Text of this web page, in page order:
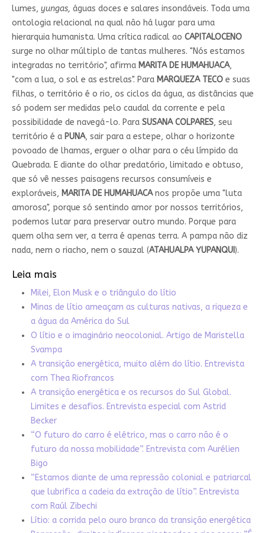
lumes, yungas, águas doces e salares insondáveis. Toda uma
ontologia relacional na qual não há lugar para uma
hierarquia humanista. Uma crítica radical ao CAPITALOCENO
surge no olhar múltiplo de tantas mulheres. "Nós estamos
integradas no território", afirma MARITA DE HUMAHUACA,
"com a lua, o sol e as estrelas". Para MARQUEZA TECOe suas
filhas, o território é o rio, os ciclos da água, as distâncias que
só podem ser medidas pelo caudal da corrente e pela
possibilidade de navegá-lo. Para SUSANA COLPARES, seu
território é a PUNA, sair para a estepe, olhar o horizonte
povoado de lhamas, erguer o olhar para o céu límpido da
Quebrada. E diante do olhar predatório, limitado e obtuso,
que só vê nesses paisagens recursos consumíveis e
exploráveis, MARITA DE HUMAHUACAnos propõe uma "luta
amorosa", porque só sentindo amor por nossos territórios,
podemos lutar para preservar outro mundo. Porque para
quem olha sem ver, a terra é apenas terra. A pampa não diz
nada, nem o riacho, nem o sauzal (ATAHUALPA YUPANQUI).
Leia mais
Milei, Elon Musk e o triângulo do lítio
Minas de lítio ameaçam as culturas nativas, a riqueza e
a água da América do Sul
O lítio e o imaginário neocolonial. Artigo de Maristella
Svampa
A transição energética, muito além do lítio. Entrevista
com Thea Riofrancos
A transição energética e os recursos do Sul Global.
Limites e desafios. Entrevista especial com Astrid
Becker
“O futuro do carro é elétrico, mas o carro não é o
futuro da nossa mobilidade”. Entrevista com Aurélien
Bigo
“Estamos diante de uma repressão colonial e patriarcal
que lubrifica a cadeia da extração de lítio”. Entrevista
com Raúl Zibechi
Lítio: a corrida pelo ouro branco da transição energética